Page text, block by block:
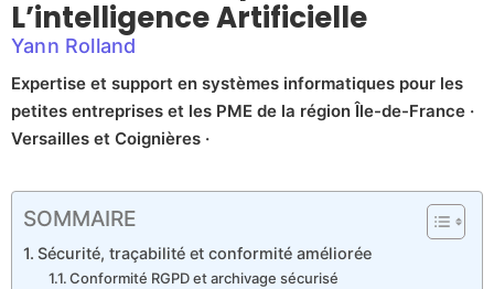
L’intelligence Artificielle
Yann Rolland
Expertise et support en systèmes informatiques pour les
petites entreprises et les PME de la région Île-de-France ·
Versailles et Coignières ·
SOMMAIRE
Sécurité, traçabilité et conformité améliorée
Conformité RGPD et archivage sécurisé